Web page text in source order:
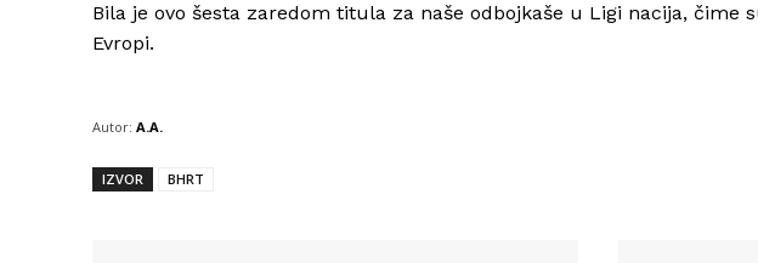
Bila je ovo šesta zaredom titula za naše odbojkaše u Ligi nacija,
Evropi.
Autor: A.A.
IZVOR BHRT